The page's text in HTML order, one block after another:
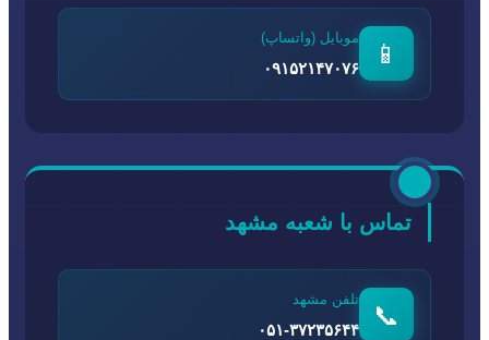
📱
موبایل (واتساپ)
۰۹۱۵۲۱۴۷۰۷۶
تماس با شعبه مشهد
📞
تلفن مشهد
۰۵۱-۳۷۲۳۵۶۴۴